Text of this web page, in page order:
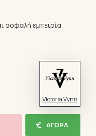
ασφαλή εμπειρία
Victoria Vynn
ΑΓΟΡΆ